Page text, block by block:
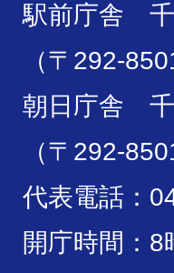
駅前庁舎 千
（〒292-
朝日庁舎 千
（〒292-
代表電話：
開庁時間：